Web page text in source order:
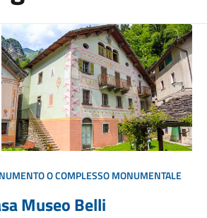
O COMPLESSO MONUMENTALE
Museo Belli